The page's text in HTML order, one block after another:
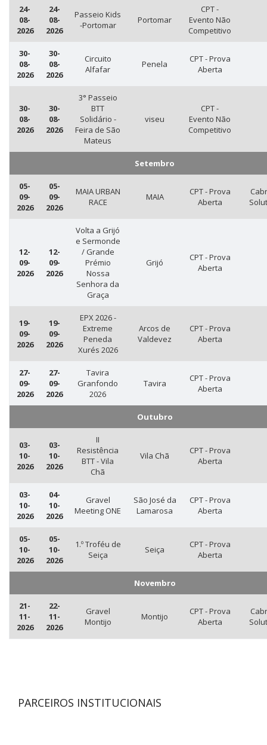
24-
08-
2026
24-
08-
2026
Passeio Kids
-Portomar
Portomar
CPT -
Evento Não
Competitivo
30-
08-
2026
30-
08-
2026
Circuito
Alfafar
Penela
CPT - Prova
Aberta
30-
08-
2026
30-
08-
2026
3° Passeio
BTT
Solidário -
Feira de São
Mateus
viseu
CPT -
Evento Não
Competitivo
Setembro
05-
09-
2026
05-
09-
2026
MAIA URBAN
RACE
MAIA
CPT - Prova
Aberta
12-
09-
2026
12-
09-
2026
Volta a Grijó
e Sermonde
/ Grande
Prémio
Nossa
Senhora da
Graça
Grijó
CPT - Prova
Aberta
19-
09-
2026
19-
09-
2026
EPX 2026 -
Extreme
Peneda
Xurés 2026
Arcos de
Valdevez
CPT - Prova
Aberta
27-
09-
2026
27-
09-
2026
Tavira
Granfondo
2026
Tavira
CPT - Prova
Aberta
Outubro
03-
10-
2026
03-
10-
2026
II
Resistência
BTT - Vila
Chã
Vila Chã
CPT - Prova
Aberta
03-
10-
2026
04-
10-
2026
Gravel
Meeting ONE
São José da
Lamarosa
CPT - Prova
Aberta
05-
10-
2026
05-
10-
2026
1.º Troféu de
Seiça
Seiça
CPT - Prova
Aberta
Novembro
21-
11-
2026
22-
11-
2026
Gravel
Montijo
Montijo
CPT - Prova
Aberta
PARCEIROS INSTITUCIONAIS